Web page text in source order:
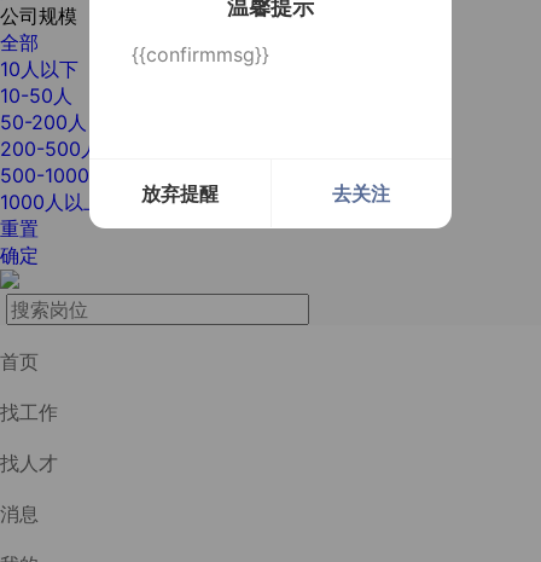
温馨提示
{{confirmmsg}}
放弃提醒 去关注
公司规模
全部
10人以下
10-50人
50-200人
200-500人
500-1000人
1000人以上
重置
确定
首页
找工作
找人才
消息